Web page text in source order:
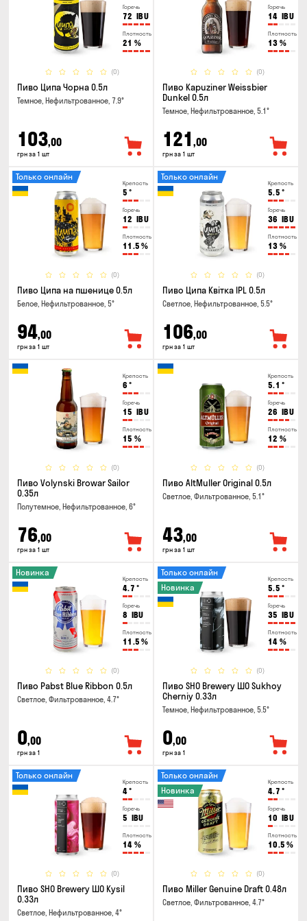
Горечь
72 IBU
Плотность
21 %
(0)
Пиво Ципа Чорна 0.5л
Темное, Нефильтрованное, 7.9°
103,00
грн за 1 шт
Горечь
14 IBU
Плотность
13 %
(0)
Пиво Kapuziner Weissbier
Dunkel 0.5л
Темное, Нефильтрованное, 5.1°
121 ,00
грн за 1 шт
Крепость
5 °
Горечь
12 IBU
Плотность
11.5 %
(0)
Только онлайн
Пиво Ципа на пшенице 0.5л
Белое, Нефильтрованное, 5°
94,00
грн за 1 шт
Крепость
5.5 °
Горечь
36 IBU
Плотность
13 %
(0)
Только онлайн
Пиво Ципа Квітка IPL 0.5л
Светлое, Нефильтрованное, 5.5°
106,00
грн за 1 шт
Крепость
6 °
Горечь
15 IBU
Плотность
15 %
(0)
Пиво Volynski Browar Sailor
0.35л
Полутемное, Нефильтрованное, 6°
76,00
грн за 1 шт
Крепость
5.1 °
Горечь
26 IBU
Плотность
12 %
(0)
Пиво AltMuller Original 0.5л
Светлое, Фильтрованное, 5.1°
43,00
грн за 1 шт
Крепость
4.7 °
Горечь
8 IBU
Плотность
11.5 %
(0)
Новинка
Пиво Pabst Blue Ribbon 0.5л
Светлое, Фильтрованное, 4.7°
0,00
грн за 1
Крепость
5.5 °
Горечь
35 IBU
Плотность
14 %
(0)
Только онлайн
Новинка
Пиво SHO Brewery ШО Sukhoy
Cherniy 0.33л
Темное, Нефильтрованное, 5.5°
0,00
грн за 1
Крепость
4°
Горечь
5 IBU
Плотность
14 %
(0)
Только онлайн
Пиво SHO Brewery ШО Kysil
0.33л
Светлое, Нефильтрованное, 4°
Крепость
4.7 °
Горечь
10 IBU
Плотность
10.5 %
(0)
Только онлайн
Новинка
Пиво Miller Genuine Draft 0.48л
Светлое, Фильтрованное, 4.7°